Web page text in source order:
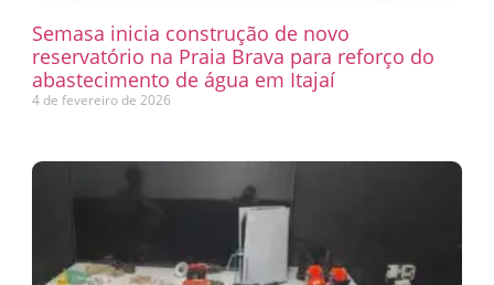
Semasa inicia construção de novo
reservatório na Praia Brava para reforço do
abastecimento de água em Itajaí
4 de fevereiro de 2026